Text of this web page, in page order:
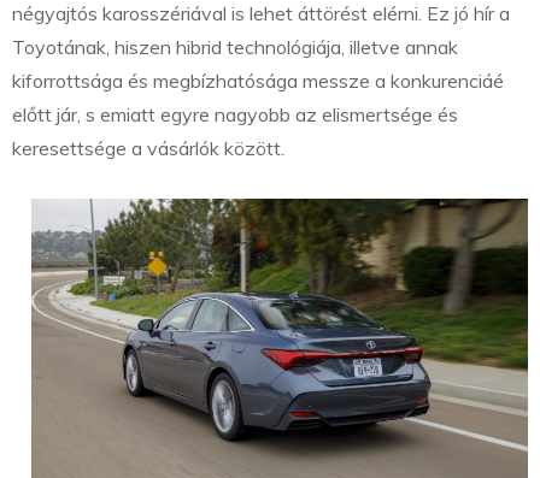
négyajtós karosszériával is lehet áttörést elérni. Ez jó hír a
Toyotának, hiszen hibrid technológiája, illetve annak
kiforrottsága és megbízhatósága messze a konkurenciáé
előtt jár, s emiatt egyre nagyobb az elismertsége és
keresettsége a vásárlók között.